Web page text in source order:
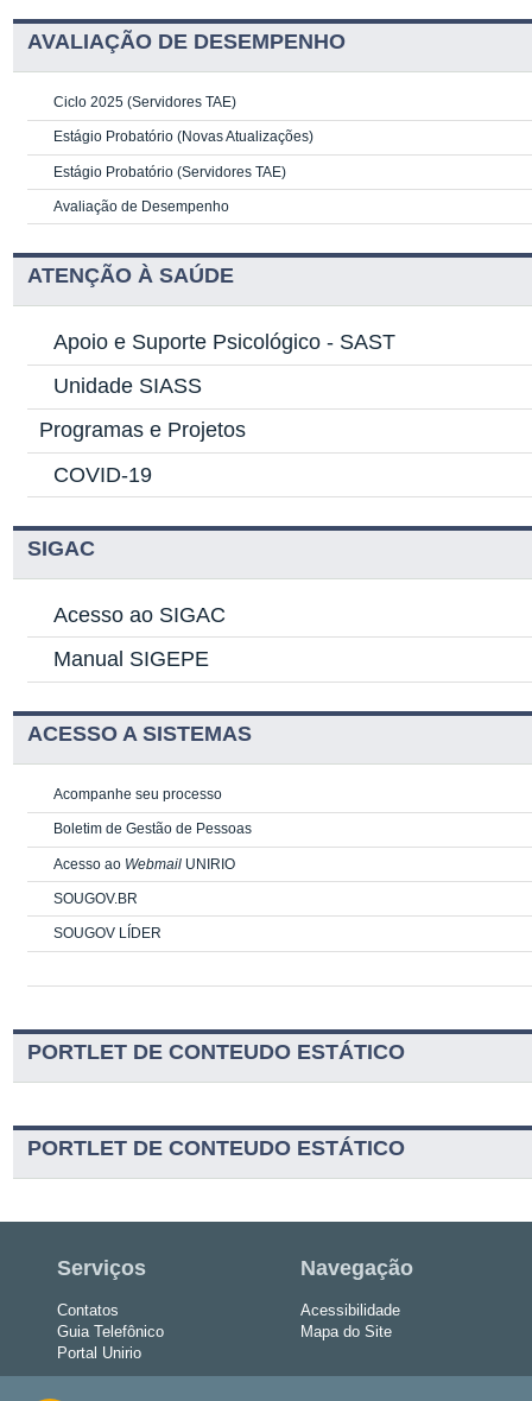
AVALIAÇÃO DE DESEMPENHO
Ciclo 2025 (Servidores TAE)
Estágio Probatório (Novas Atualizações)
Estágio Probatório (Servidores TAE)
Avaliação de Desempenho
ATENÇÃO À SAÚDE
Apoio e Suporte Psicológico - SAST
Unidade SIASS
Programas e Projetos
COVID-19
SIGAC
Acesso ao SIGAC
Manual SIGEPE
ACESSO A SISTEMAS
Acompanhe seu processo
Boletim de Gestão de Pessoas
Acesso ao Webmail UNIRIO
SOUGOV.BR
SOUGOV LÍDER
PORTLET DE CONTEUDO ESTÁTICO
PORTLET DE CONTEUDO ESTÁTICO
Serviços
Contatos
Guia Telefônico
Portal Unirio
Navegação
Acessibilidade
Mapa do Site